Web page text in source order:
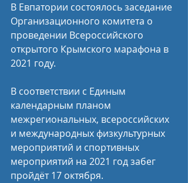
В Евпатории состоялось заседание
Организационного комитета о
проведении Всероссийского
открытого Крымского марафона в
2021 году.
В соответствии с Единым
календарным планом
межрегиональных, всероссийских
и международных физкультурных
мероприятий и спортивных
мероприятий на 2021 год забег
пройдёт 17 октября.